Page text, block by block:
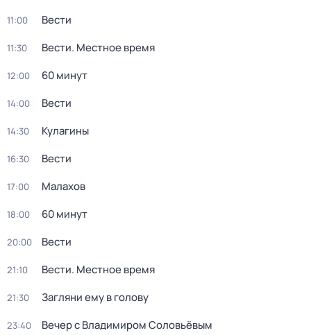
11:00 Вести
11:30 Вести. Местное время
12:00 60 минут
14:00 Вести
14:30 Кулагины
16:30 Вести
17:00 Малахов
18:00 60 минут
20:00 Вести
21:10 Вести. Местное время
21:30 Загляни ему в голову
23:40 Вечер с Владимиром Соловьёвым